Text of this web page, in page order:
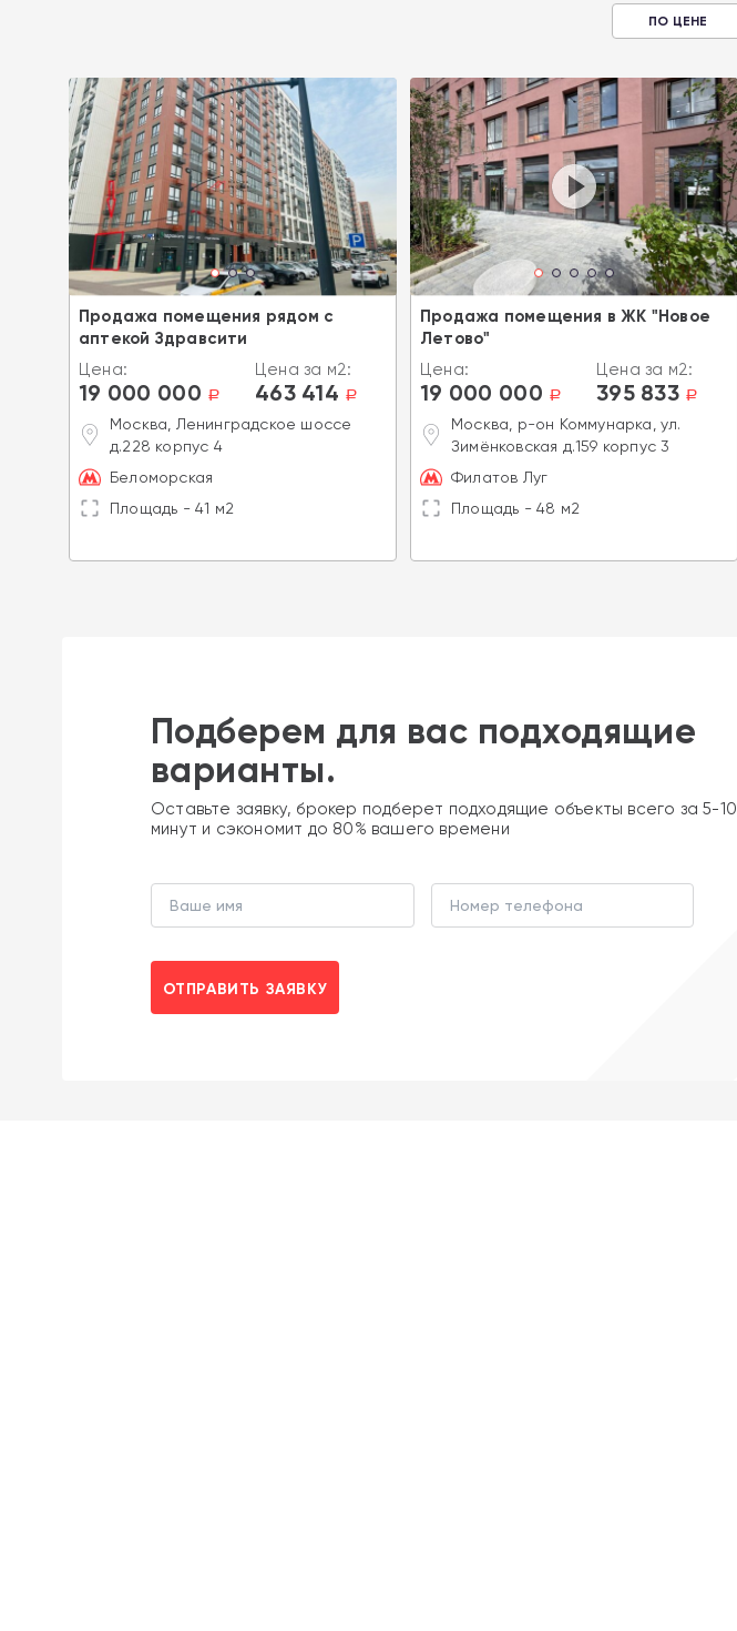
ПО ЦЕНЕ
Продажа помещения рядом с
аптекой Здравсити
Цена:
19 000 000 a
Цена за м2:
463 414 a
Москва, Ленинградское шоссе
д.228 корпус 4
Беломорская
Площадь - 41 м2
Продажа помещения в ЖК "Новое
Летово"
Цена:
19 000 000 a
Цена за м2:
395 833 a
Москва, р-он Коммунарка, ул.
Зимёнковская д.159 корпус 3
Филатов Луг
Площадь - 48 м2
Подберем для вас подходящие
варианты.
Оставьте заявку, брокер подберет подходящие объекты всего за 5-10
минут и сэкономит до 80% вашего времени
ОТПРАВИТЬ ЗАЯВКУ